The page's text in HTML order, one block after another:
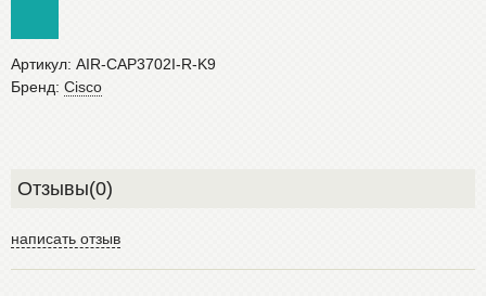
Артикул: AIR-CAP3702I-R-K9
Бренд: Cisco
Отзывы(0)
написать отзыв